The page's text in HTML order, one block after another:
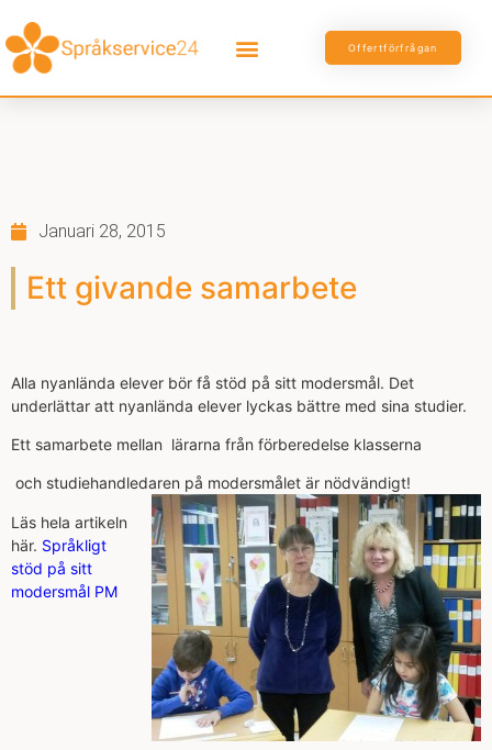
Offertförfrågan
Januari 28, 2015
Ett givande samarbete
Alla nyanlända elever bör få stöd på sitt modersmål. Det
underlättar att nyanlända elever lyckas bättre med sina studier.
Ett samarbete mellan lärarna från förberedelse klasserna
och studiehandledaren på modersmålet är nödvändigt!
Läs hela artikeln
här. Språkligt
stöd på sitt
modersmål PM